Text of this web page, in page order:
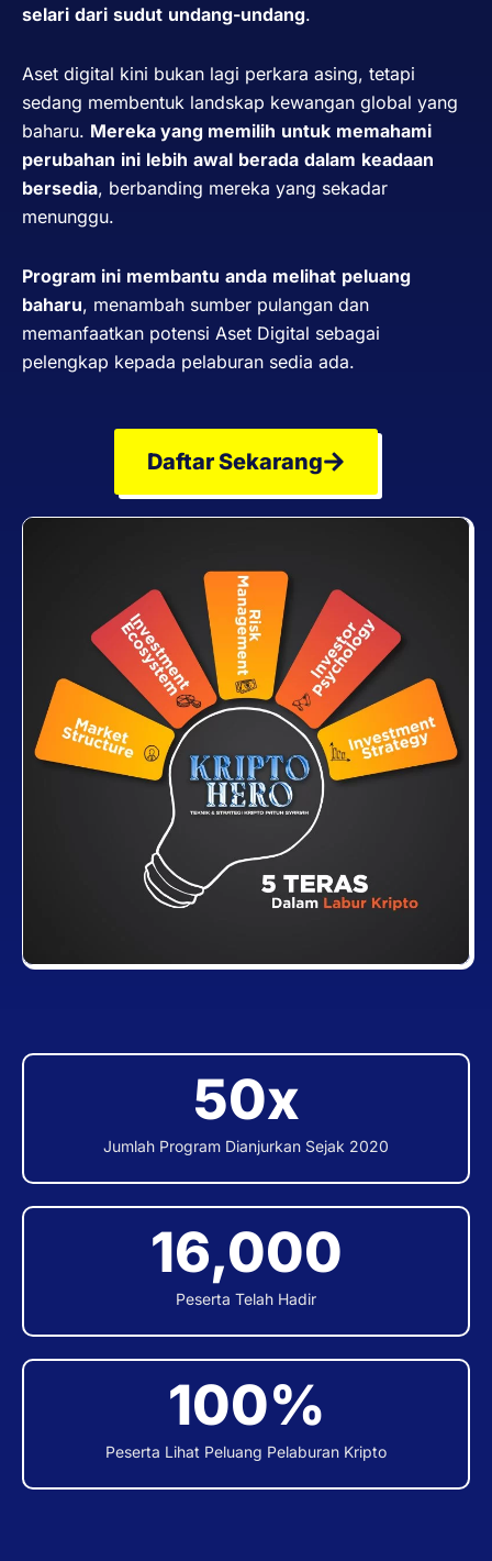
selari dari sudut undang-undang.
Aset digital kini bukan lagi perkara asing, tetapi
sedang membentuk landskap kewangan global yang
baharu. Mereka yang memilih untuk memahami
perubahan ini lebih awal berada dalam keadaan
bersedia, berbanding mereka yang sekadar
menunggu.
Program ini membantu anda melihat peluang
baharu, menambah sumber pulangan dan
memanfaatkan potensi Aset Digital sebagai
pelengkap kepada pelaburan sedia ada.
Daftar Sekarang
Jumlah Program Dianjurkan Sejak 2020
50x
Peserta Telah Hadir
16,000
Peserta Lihat Peluang Pelaburan Kripto
100%